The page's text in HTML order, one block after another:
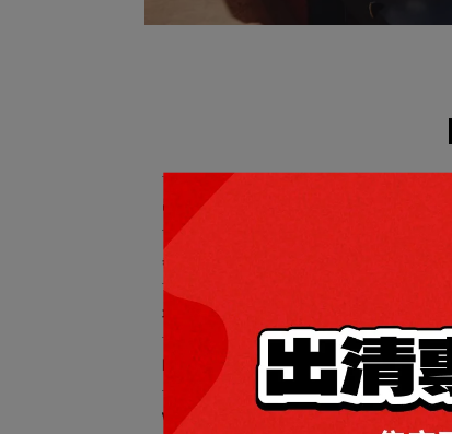
出清限時下殺
黑鞋就是帥！
最新商品
MEN
WOMEN